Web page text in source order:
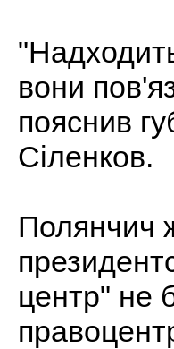
вони
пояснив
Сіленков.
Полянчич
центр" не